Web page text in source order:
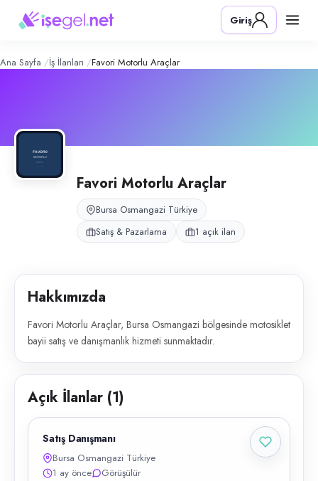
Motorlu Araçlar – Şirket
Konum:
Favori Motorlu Araçlar, Bursa Osmangazi bölgesinde motosiklet bayii
Giriş
Ana Sayfa İş İlanları Favori Motorlu Araçlar
Favori Motorlu Araçlar
Bursa Osmangazi Türkiye
Satış & Pazarlama
1 açık ilan
Hakkımızda
Favori Motorlu Araçlar, Bursa Osmangazi bölgesinde motosiklet
bayii satış ve danışmanlık hizmeti sunmaktadır.
Açık İlanlar (1)
Satış Danışmanı
Bursa Osmangazi Türkiye
1 ay önce
Görüşülür